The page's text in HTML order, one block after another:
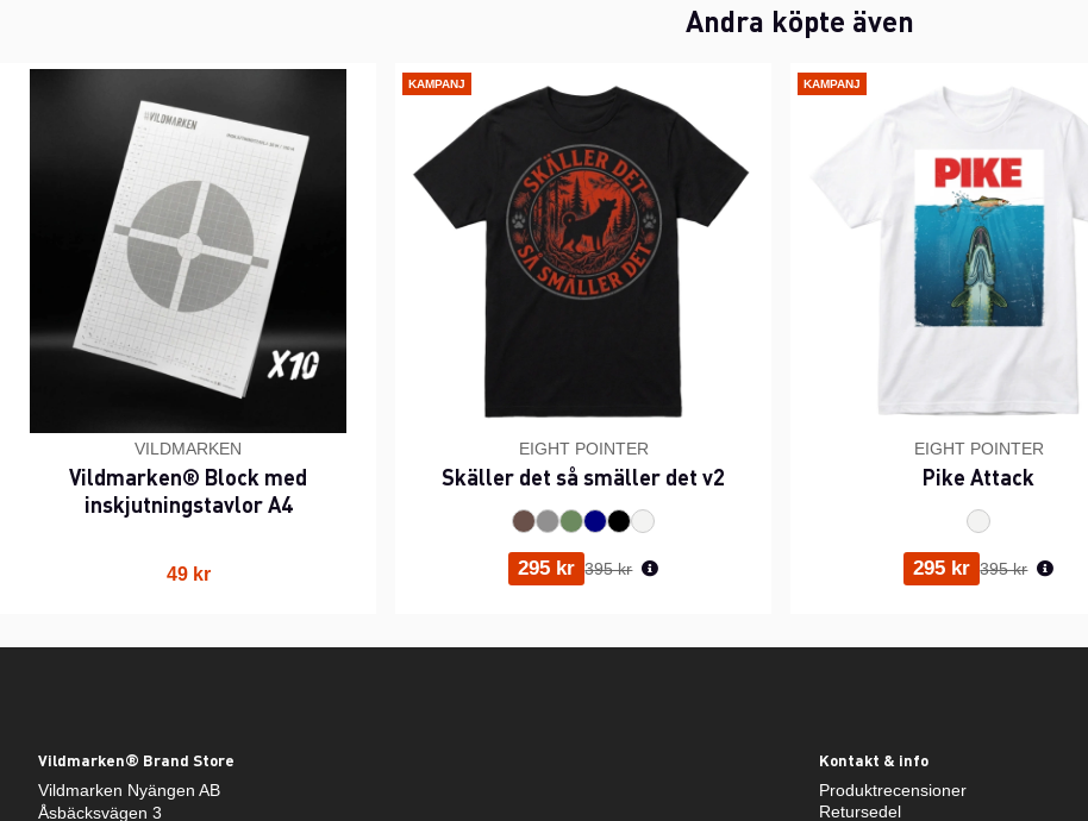
Andra köpte även
VILDMARKEN
Vildmarken® Block med
inskjutningstavlor A4
49 kr
KAMPANJ
EIGHT POINTER
Skäller det så smäller det v2
295 kr Ordinarie pris:
395 kr
KAMPANJ
EIGHT POINTER
Pike Attack
295 kr Ordinarie pris:
395 kr
Vildmarken® Brand Store
Vildmarken Nyängen AB
Åsbäcksvägen 3
Kontakt & info
Produktrecensioner
Retursedel